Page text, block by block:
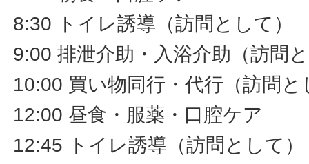
8:30 トイレ誘導（訪問として）
9:00 排泄介助・入浴介助（訪問
10:00 買い物同行・代行（訪問と
12:00 昼食・服薬・口腔ケア
12:45 トイレ誘導（訪問として）